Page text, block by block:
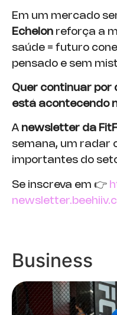
Em um mercado
Echelon reforça a
saúde = futuro
pensado e sem
Quer continuar por
está acontecendo
A newsletter da
semana, um radar
importantes do
Se inscreva em 👉
Business